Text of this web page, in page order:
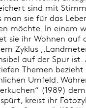
sind mit
man sie für das
möchte. In einem
sie ihr Wohnen auf
Zyklus
auf der Spur ist.
Themen bezieht
Umfeld.
(1989)
kreist ihr